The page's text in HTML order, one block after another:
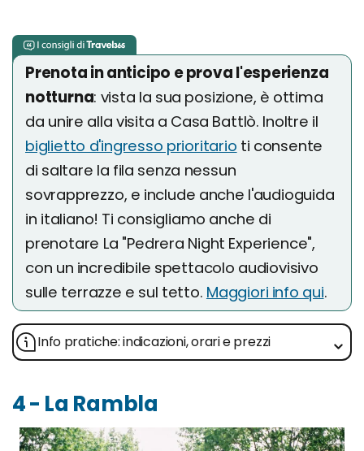
Prenota in anticipo e prova l'esperienza
notturna: vista la sua posizione, è ottima
da unire alla visita a Casa Battlò. Inoltre il
biglietto d'ingresso prioritario ti consente
di saltare la fila senza nessun
sovrapprezzo, e include anche l'audioguida
in italiano! Ti consigliamo anche di
prenotare La "Pedrera Night Experience",
con un incredibile spettacolo audiovisivo
sulle terrazze e sul tetto. Maggiori info qui.
Info pratiche: indicazioni, orari e prezzi
4 - La Rambla